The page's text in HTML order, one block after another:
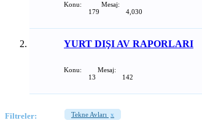
Konu:
179
Mesaj:
4,030
YURT DIŞI AV RAPORLARI
Konu:
13
Mesaj:
142
Filtreler: Tekne Avları x